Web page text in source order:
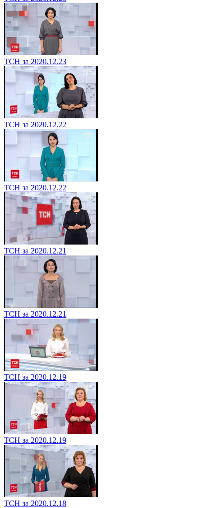
ТСН за 2020.12.23
ТСН за 2020.12.22
ТСН за 2020.12.22
ТСН за 2020.12.21
ТСН за 2020.12.21
ТСН за 2020.12.19
ТСН за 2020.12.19
ТСН за 2020.12.18